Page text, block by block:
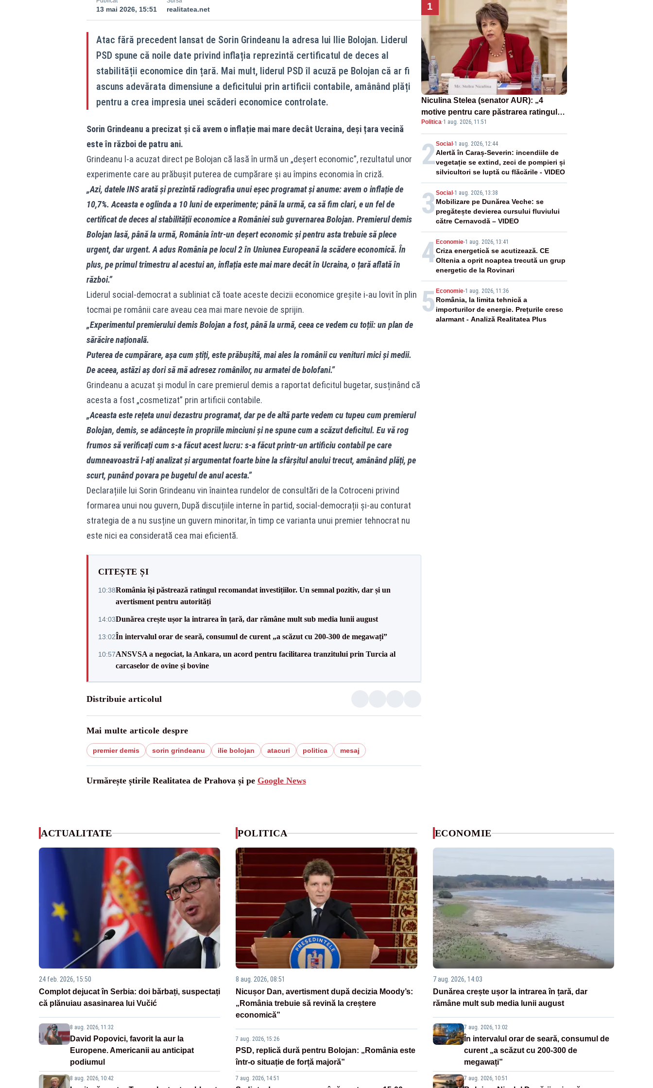
13 mai 2026, 15:51 realitatea.net
Atac fără precedent lansat de Sorin Grindeanu la adresa lui Ilie Bolojan. Liderul
PSD spune că noile date privind inflația reprezintă certificatul de deces al
stabilității economice din țară. Mai mult, liderul PSD îl acuză pe Bolojan că ar fi
ascuns adevărata dimensiune a deficitului prin artificii contabile, amânând plăți
pentru a crea impresia unei scăderi economice controlate.
Sorin Grindeanu a precizat și că avem o inflație mai mare decât Ucraina, deși țara vecină
este în război de patru ani.
Grindeanu l-a acuzat direct pe Bolojan că lasă în urmă un „deșert economic”, rezultatul unor
experimente care au prăbușit puterea de cumpărare și au împins economia în criză.
„Azi, datele INS arată și prezintă radiografia unui eșec programat și anume: avem o inflație de
10,7%. Aceasta e oglinda a 10 luni de experimente; până la urmă, ca să fim clari, e un fel de
certificat de deces al stabilității economice a României sub guvernarea Bolojan. Premierul demis
Bolojan lasă, până la urmă, România într-un deșert economic și pentru asta trebuie să plece
urgent, dar urgent. A adus România pe locul 2 în Uniunea Europeană la scădere economică. În
plus, pe primul trimestru al acestui an, inflația este mai mare decât în Ucraina, o țară aflată în
război.”
Liderul social-democrat a subliniat că toate aceste decizii economice greșite i-au lovit în plin
tocmai pe românii care aveau cea mai mare nevoie de sprijin.
„Experimentul premierului demis Bolojan a fost, până la urmă, ceea ce vedem cu toții: un plan de
sărăcire națională.
Puterea de cumpărare, așa cum știți, este prăbușită, mai ales la românii cu venituri mici și medii.
De aceea, astăzi aș dori să mă adresez românilor, nu armatei de bolofani.”
Grindeanu a acuzat și modul în care premierul demis a raportat deficitul bugetar, susținând că
acesta a fost „cosmetizat” prin artificii contabile.
„Aceasta este rețeta unui dezastru programat, dar pe de altă parte vedem cu tupeu cum premierul
Bolojan, demis, se adâncește în propriile minciuni și ne spune cum a scăzut deficitul. Eu vă rog
frumos să verificați cum s-a făcut acest lucru: s-a făcut printr-un artificiu contabil pe care
dumneavoastră l-ați analizat și argumentat foarte bine la sfârșitul anului trecut, amânând plăți, pe
scurt, punând povara pe bugetul de anul acesta.”
Declarațiile lui Sorin Grindeanu vin înaintea rundelor de consultări de la Cotroceni privind
formarea unui nou guvern, După discuțiile interne în partid, social-democrații și-au conturat
strategia de a nu susține un guvern minoritar, în timp ce varianta unui premier tehnocrat nu
este nici ea considerată cea mai eficientă.
CITEȘTE ȘI
10:38România își păstrează ratingul recomandat investițiilor. Un semnal pozitiv, dar și un
avertisment pentru autorități
14:03Dunărea crește ușor la intrarea în țară, dar rămâne mult sub media lunii august
13:02În intervalul orar de seară, consumul de curent „a scăzut cu 200-300 de megawați”
10:57ANSVSA a negociat, la Ankara, un acord pentru facilitarea tranzitului prin Turcia al
carcaselor de ovine și bovine
Distribuie articolul
Mai multe articole despre
premier demis sorin grindeanu ilie bolojan atacuri politica mesaj
Urmărește știrile Realitatea de Prahova și pe Google News
1
Niculina Stelea (senator AUR): „4
motive pentru care păstrarea ratingului
de țară nu este o reușită pentru
Guvernul Bolojan”
Politica·1 aug. 2026, 11:51
2Social -1 aug. 2026, 12:44
Alertă în Caraș-Severin: incendiile de
vegetație se extind, zeci de pompieri și
silvicultori se luptă cu flăcările - VIDEO
3 Social -1 aug. 2026, 13:38
Mobilizare pe Dunărea Veche: se
pregătește devierea cursului fluviului
către Cernavodă – VIDEO
4 Economie-1 aug. 2026, 13:41
Criza energetică se acutizează. CE
Oltenia a oprit noaptea trecută un grup
energetic de la Rovinari
5 Economie-1 aug. 2026, 11:36
România, la limita tehnică a
importurilor de energie. Prețurile cresc
alarmant - Analiză Realitatea Plus
ACTUALITATE
24 feb. 2026, 15:50
Complot dejucat în Serbia: doi bărbați, suspectați
că plănuiau asasinarea lui Vučić
8 aug. 2026, 11:32
David Popovici, favorit la aur la
Europene. Americanii au anticipat
podiumul
8 aug. 2026, 10:42
POLITICA
8 aug. 2026, 08:51
Nicușor Dan, avertisment după decizia Moody’s:
„România trebuie să revină la creștere
economică”
7 aug. 2026, 15:26
PSD, replică dură pentru Bolojan: „România este
într-o situație de forță majoră”
7 aug. 2026, 14:51
ECONOMIE
7 aug. 2026, 14:03
Dunărea crește ușor la intrarea în țară, dar
rămâne mult sub media lunii august
7 aug. 2026, 13:02
În intervalul orar de seară, consumul de
curent „a scăzut cu 200-300 de
megawați”
7 aug. 2026, 10:51